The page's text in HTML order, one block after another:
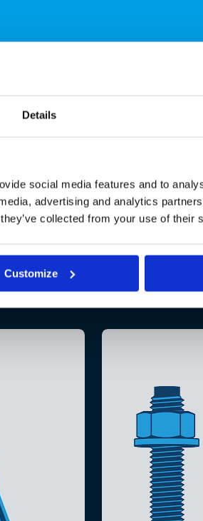
Details
social media features and to
advertising and analytics
collected from your use of their
Customize